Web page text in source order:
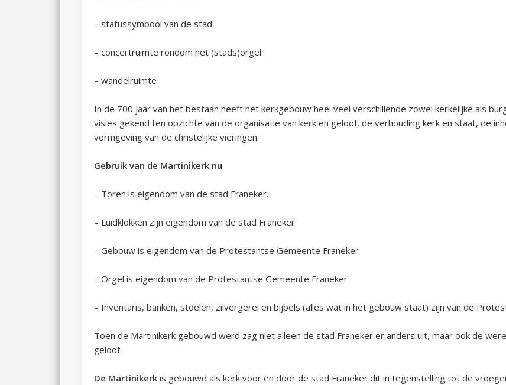
– statussymbool van de stad
– concertruimte rondom het (stads)orgel.
– wandelruimte
In de 700 jaar van het bestaan heeft het kerkgebouw heel veel verschillende zowel kerkelijke als
visies gekend ten opzichte van de organisatie van kerk en geloof, de verhouding kerk en staat, de
vormgeving van de christelijke vieringen.
Gebruik van de Martinikerk nu
– Toren is eigendom van de stad Franeker.
– Luidklokken zijn eigendom van de stad Franeker
– Gebouw is eigendom van de Protestantse Gemeente Franeker
– Orgel is eigendom van de Protestantse Gemeente Franeker
– Inventaris, banken, stoelen, zilvergerei en bijbels (alles wat in het gebouw staat) zijn van de
Toen de Martinikerk gebouwd werd zag niet alleen de stad Franeker er anders uit, maar ook de
geloof.
De Martinikerkis gebouwd als kerk voor en door de stad Franeker dit in tegenstelling tot de